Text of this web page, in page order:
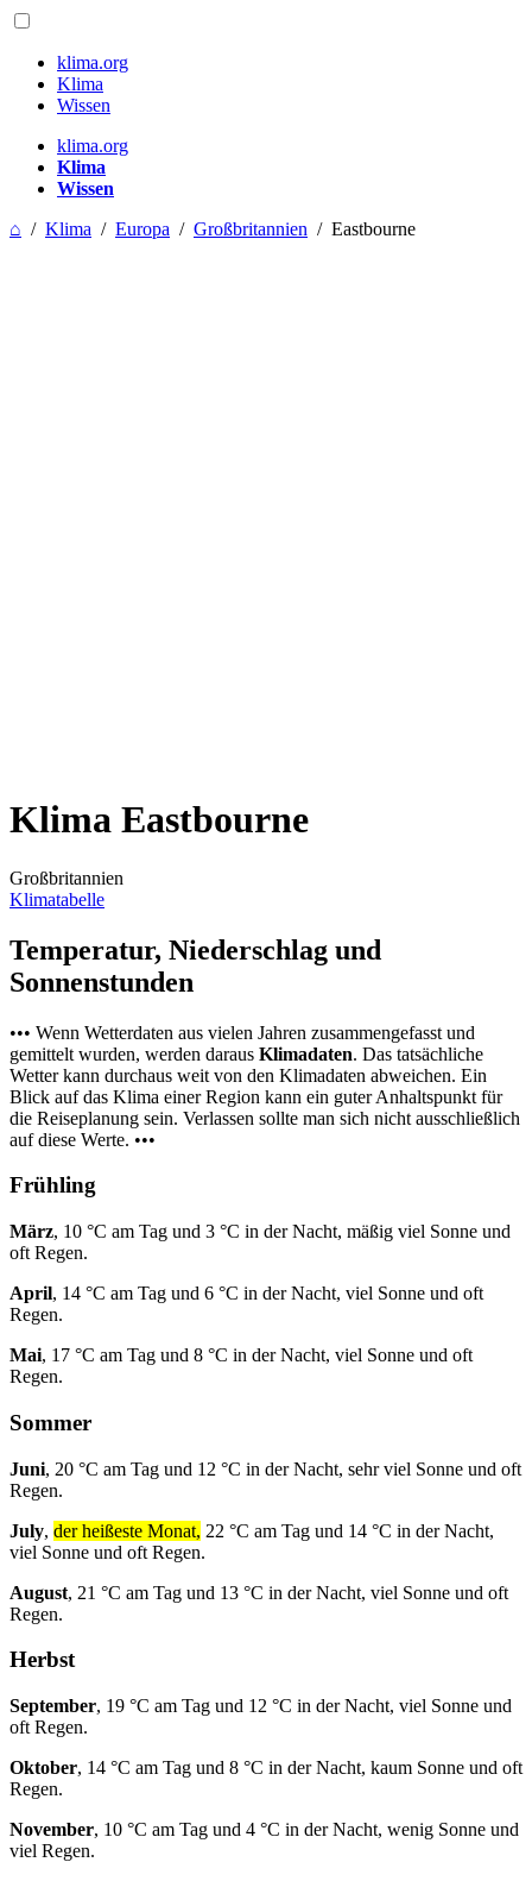
klima.org
Klima
Wissen
klima.org
Klima
Wissen
⌂ / Klima / Europa / Großbritannien / Eastbourne
Klima Eastbourne
Großbritannien
Klimatabelle
Temperatur, Niederschlag und
Sonnenstunden
••• Wenn Wetterdaten aus vielen Jahren zusammengefasst und
gemittelt wurden, werden daraus Klimadaten. Das tatsächliche
Wetter kann durchaus weit von den Klimadaten abweichen. Ein
Blick auf das Klima einer Region kann ein guter Anhaltspunkt für
die Reiseplanung sein. Verlassen sollte man sich nicht ausschließlich
auf diese Werte. •••
Frühling
März, 10 °C am Tag und 3 °C in der Nacht, mäßig viel Sonne und
oft Regen.
April, 14 °C am Tag und 6 °C in der Nacht, viel Sonne und oft
Regen.
Mai, 17 °C am Tag und 8 °C in der Nacht, viel Sonne und oft
Regen.
Sommer
Juni, 20 °C am Tag und 12 °C in der Nacht, sehr viel Sonne und oft
Regen.
July, der heißeste Monat, 22 °C am Tag und 14 °C in der Nacht,
viel Sonne und oft Regen.
August, 21 °C am Tag und 13 °C in der Nacht, viel Sonne und oft
Regen.
Herbst
September, 19 °C am Tag und 12 °C in der Nacht, viel Sonne und
oft Regen.
Oktober, 14 °C am Tag und 8 °C in der Nacht, kaum Sonne und oft
Regen.
November, 10 °C am Tag und 4 °C in der Nacht, wenig Sonne und
viel Regen.